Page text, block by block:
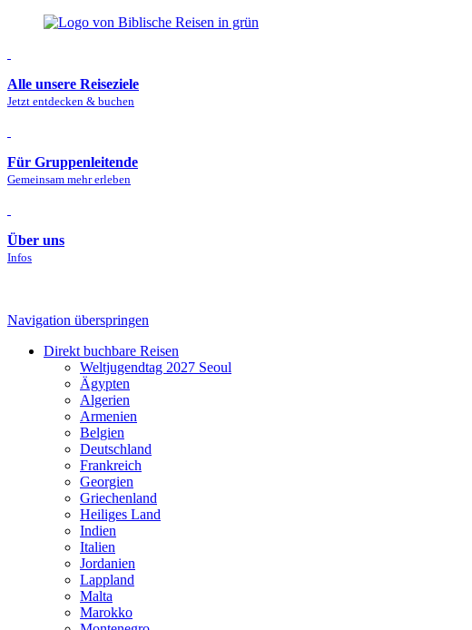
Alle unsere Reiseziele
Jetzt entdecken & buchen
Für Gruppenleitende
Gemeinsam mehr erleben
Über uns
Infos
Navigation überspringen
Direkt buchbare Reisen
Welt­jugendtag 2027 Seoul
Ägypten
Algerien
Armenien
Belgien
Deutschland
Frankreich
Georgien
Griechenland
Heiliges Land
Indien
Italien
Jordanien
Lappland
Malta
Marokko